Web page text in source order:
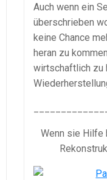
Auch wenn ein
überschrieben
keine Chance
heran zu
wirtschaftlich zu
Wenn sie Hilfe